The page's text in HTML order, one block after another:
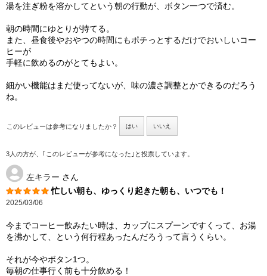
湯を注ぎ粉を溶かしてという朝の行動が、ボタン一つで済む。
朝の時間にゆとりが持てる。
また、昼食後やおやつの時間にもポチっとするだけでおいしいコー
ヒーが
手軽に飲めるのがとてもよい。
細かい機能はまだ使ってないが、味の濃さ調整とかできるのだろう
ね。
このレビューは参考になりましたか？ はい いいえ
3人の方が、｢このレビューが参考になった｣と投票しています。
左キラー さん
忙しい朝も、ゆっくり起きた朝も、いつでも！
2025/03/06
今までコーヒー飲みたい時は、カップにスプーンですくって、お湯
を沸かして、という何行程あったんだろうって言うくらい。
それが今やボタン1つ。
毎朝の仕事行く前も十分飲める！